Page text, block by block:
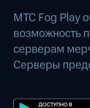
МТС Fog Play
возможность
серверам
Серверы